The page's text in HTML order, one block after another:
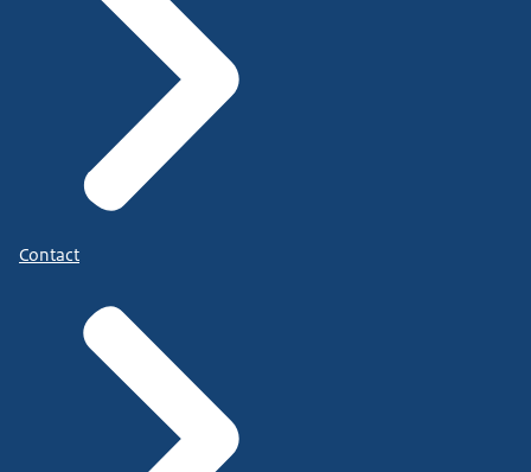
Contact